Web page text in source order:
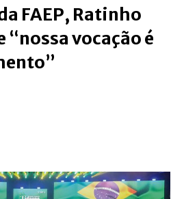
FAEP, Ratinho
“nossa vocação é